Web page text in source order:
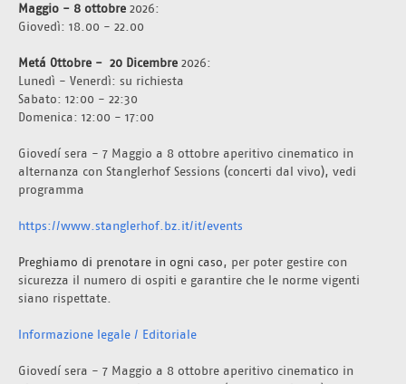
Maggio - 8 ottobre 2026:
Giovedì: 18.00 - 22.00
Metá Ottobre -  20 Dicembre 2026:
Lunedì - Venerdì: su richiesta
Sabato: 12:00 - 22:30
Domenica: 12:00 - 17:00
Giovedí sera - 7 Maggio a 8 ottobre aperitivo cinematico in
alternanza con Stanglerhof Sessions (concerti dal vivo), vedi
programma
https://www.stanglerhof.bz.it/it/events
Preghiamo di prenotare in ogni caso, per poter gestire con
sicurezza il numero di ospiti e garantire che le norme vigenti
siano rispettate.
Informazione legale / Editoriale
Giovedí sera - 7 Maggio a 8 ottobre aperitivo cinematico in